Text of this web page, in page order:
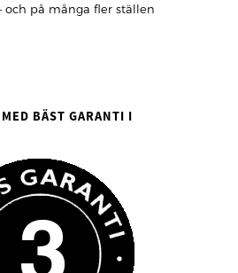
och på många fler ställen
BÄST GARANTI I